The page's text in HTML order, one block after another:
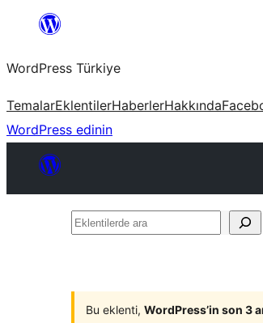
İçeriğe
WordPress Türkiye
TemalarEklentilerHaberlerHakkında
WordPress edinin
Eklentilerde
Bu eklenti, WordPress’in son 3